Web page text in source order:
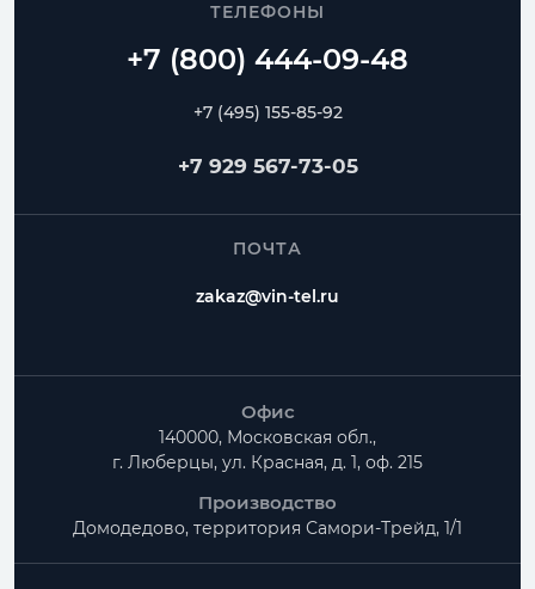
ТЕЛЕФОНЫ
+7 (495) 155-85-92
+7 929 567-73-05
ПОЧТА
zakaz@vin-tel.ru
Офис
140000, Московская обл.,
г. Люберцы, ул. Красная, д. 1, оф. 215
Производство
Домодедово, территория Самори-Трейд, 1/1